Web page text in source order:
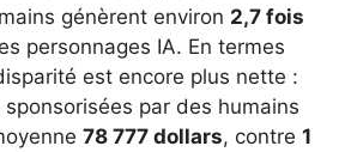
génèrent environ 2,7 fois
personnages IA. En termes
est encore plus nette :
par des humains
78 777 dollars, contre 1